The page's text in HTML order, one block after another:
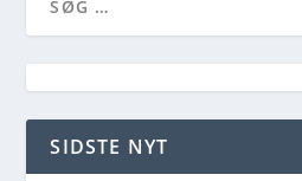
SIDSTE NYT